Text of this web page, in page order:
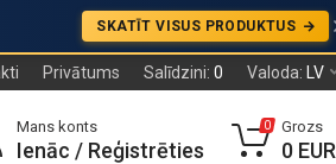
SKATĪT VISUS PRODUKTUS
Privātums Salīdzini: 0 Valoda: LV
Mans konts
Ienāc / Reģistrēties
0 Grozs
0 EUR